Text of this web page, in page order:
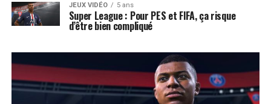
JEUX VIDÉO 5 ans
Super League : Pour PES et FIFA, ça risque
d’être bien compliqué